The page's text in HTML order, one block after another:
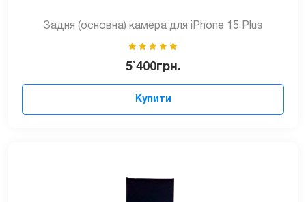
Задня (основна) камера для iPhone 15 Plus
5`400грн.
Купити